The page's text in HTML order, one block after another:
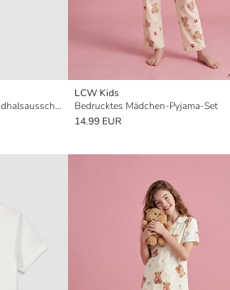
Mädchen Pyjama-Set mit Rundhalsausschnitt
LCW Kids
Bedrucktes Mädchen-Pyjama-Set
14.99 EUR